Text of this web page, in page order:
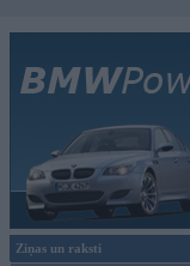
Ziņas un raksti